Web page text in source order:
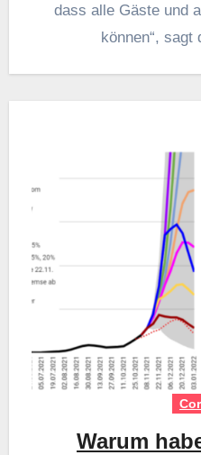
dass alle Gäste und
können“, sagt
Warum